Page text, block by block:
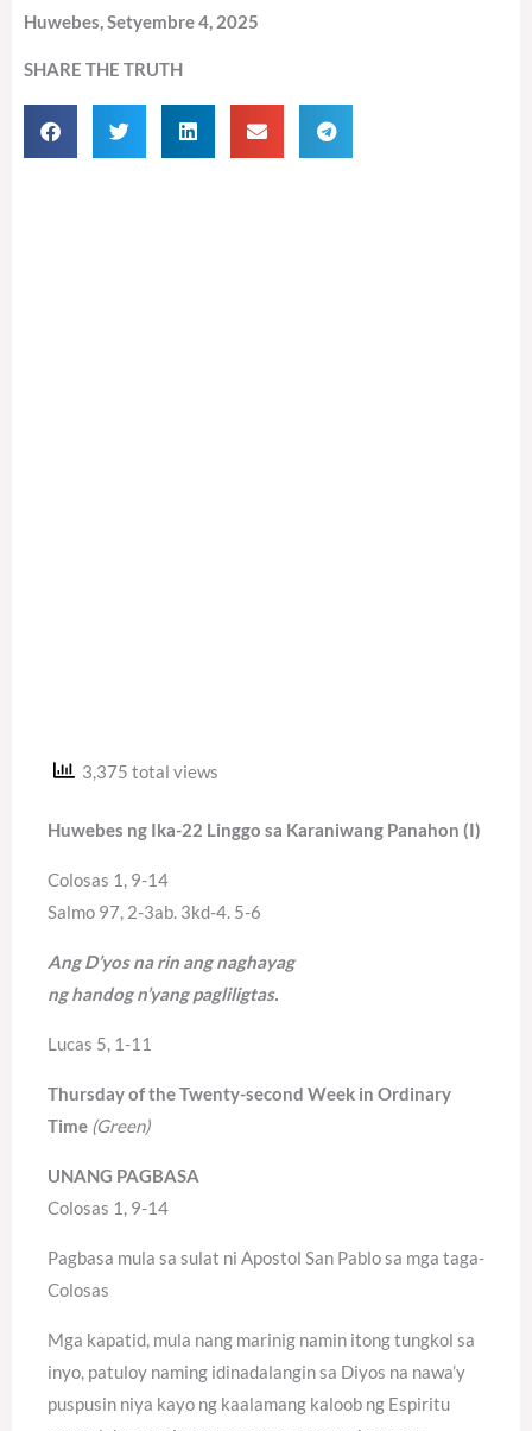
Huwebes, Setyembre 4, 2025
SHARE THE TRUTH
3,375 total views
Huwebes ng Ika-22 Linggo sa Karaniwang Panahon (I)
Colosas 1, 9-14
Salmo 97, 2-3ab. 3kd-4. 5-6
Ang D’yos na rin ang naghayag
ng handog n’yang pagliligtas.
Lucas 5, 1-11
Thursday of the Twenty-second Week in Ordinary
Time (Green)
UNANG PAGBASA
Colosas 1, 9-14
Pagbasa mula sa sulat ni Apostol San Pablo sa mga taga-
Colosas
Mga kapatid, mula nang marinig namin itong tungkol sa
inyo, patuloy naming idinadalangin sa Diyos na nawa’y
puspusin niya kayo ng kaalamang kaloob ng Espiritu